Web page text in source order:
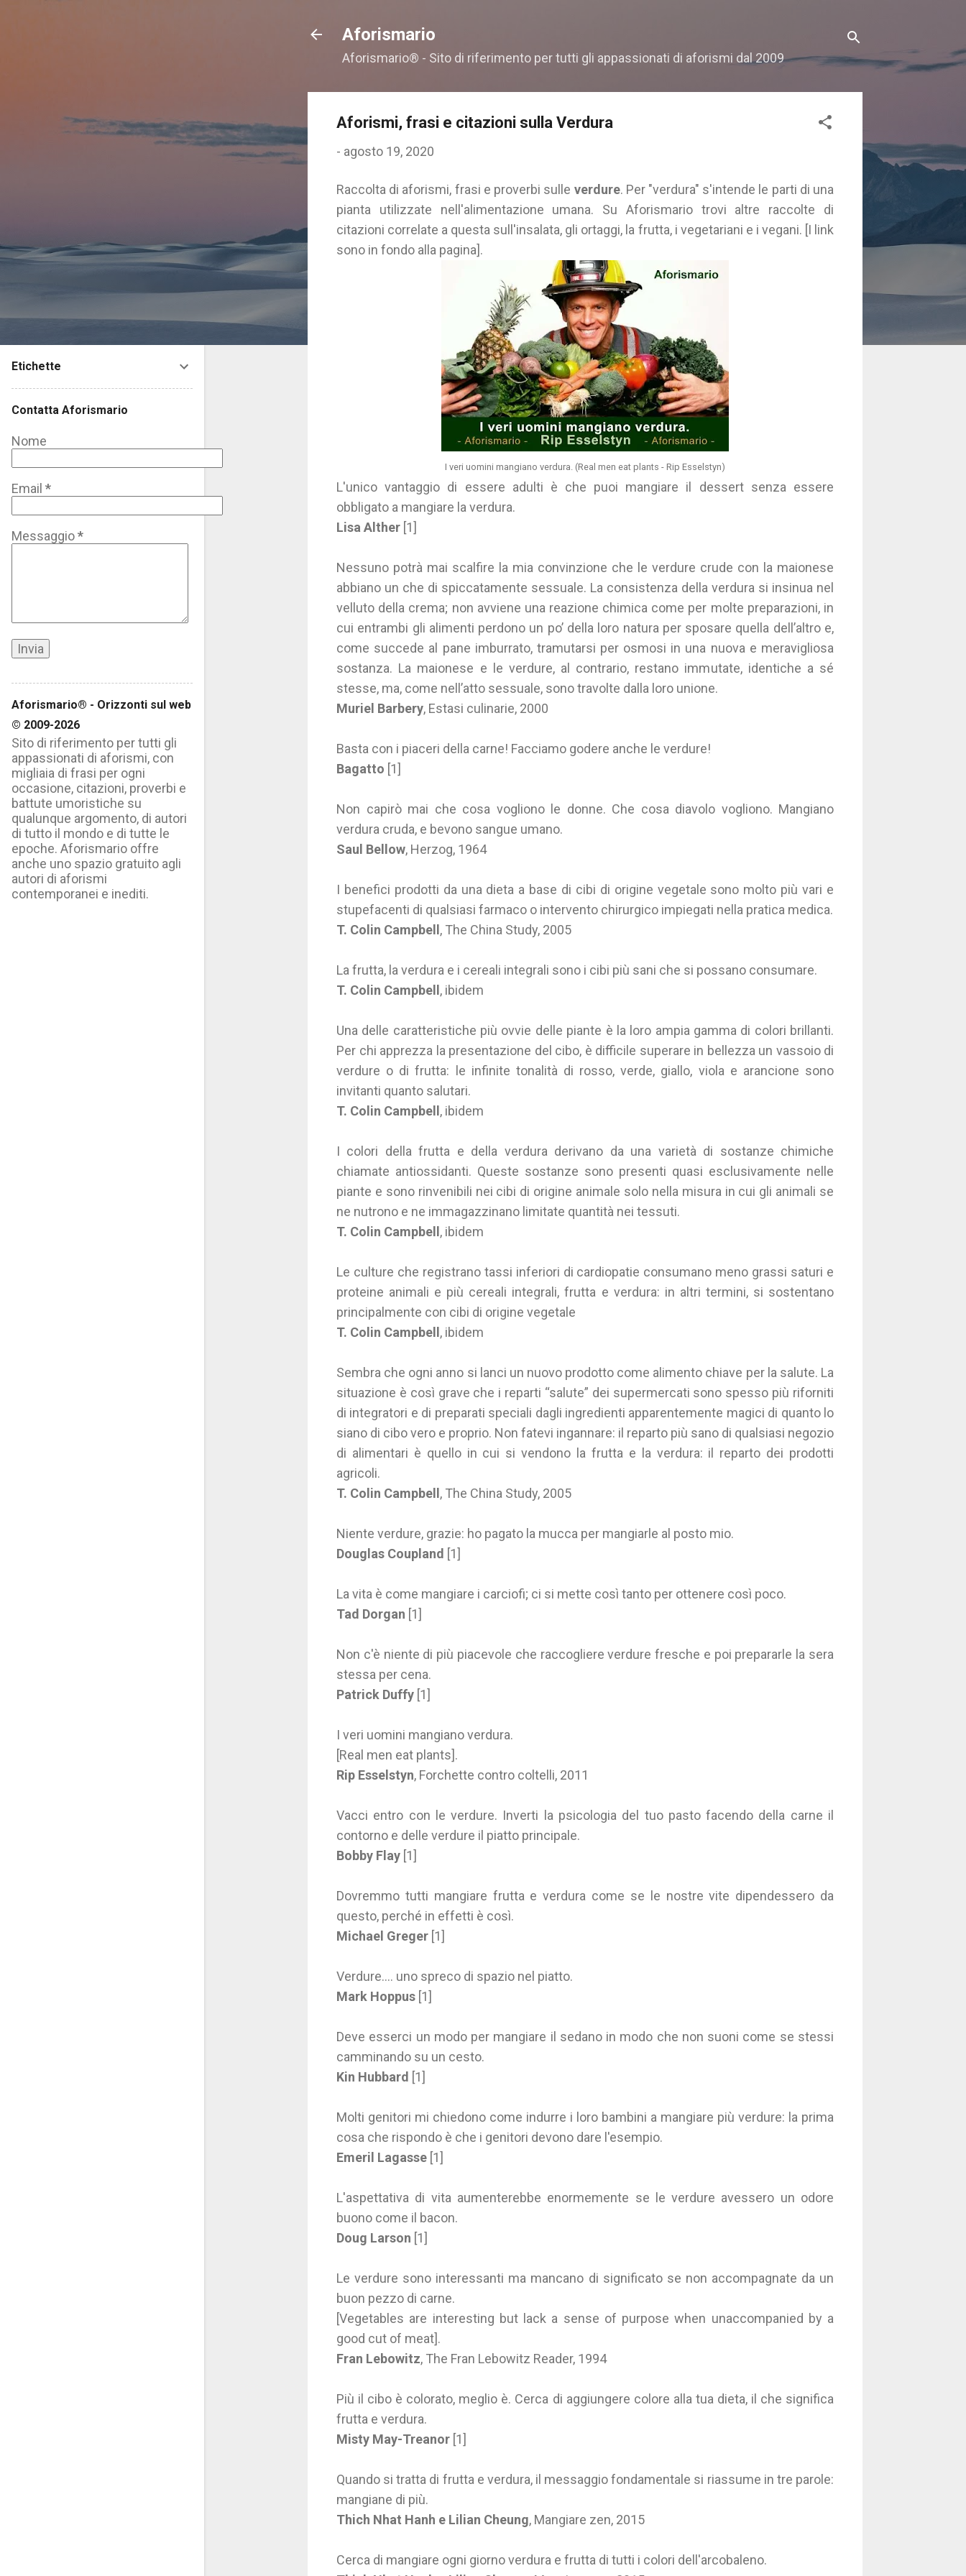
Aforismario
Aforismario® - Sito di riferimento per tutti gli appassionati di aforismi dal 2009
Aforismi, frasi e citazioni sulla Verdura
- agosto 19, 2020
Raccolta di aforismi, frasi e proverbi sulle verdure. Per "verdura" s'intende le parti di una
pianta utilizzate nell'alimentazione umana. Su Aforismario trovi altre raccolte di
citazioni correlate a questa sull'insalata, gli ortaggi, la frutta, i vegetariani e i vegani. [I link
sono in fondo alla pagina].
I veri uomini mangiano verdura. (Real men eat plants - Rip Esselstyn)
L'unico vantaggio di essere adulti è che puoi mangiare il dessert senza essere
obbligato a mangiare la verdura.
Lisa Alther [1]
Nessuno potrà mai scalfire la mia convinzione che le verdure crude con la maionese
abbiano un che di spiccatamente sessuale. La consistenza della verdura si insinua nel
velluto della crema; non avviene una reazione chimica come per molte preparazioni, in
cui entrambi gli alimenti perdono un po’ della loro natura per sposare quella dell’altro e,
come succede al pane imburrato, tramutarsi per osmosi in una nuova e meravigliosa
sostanza. La maionese e le verdure, al contrario, restano immutate, identiche a sé
stesse, ma, come nell’atto sessuale, sono travolte dalla loro unione.
Muriel Barbery, Estasi culinarie, 2000
Basta con i piaceri della carne! Facciamo godere anche le verdure!
Bagatto [1]
Non capirò mai che cosa vogliono le donne. Che cosa diavolo vogliono. Mangiano
verdura cruda, e bevono sangue umano.
Saul Bellow, Herzog, 1964
I benefici prodotti da una dieta a base di cibi di origine vegetale sono molto più vari e
stupefacenti di qualsiasi farmaco o intervento chirurgico impiegati nella pratica medica.
T. Colin Campbell , The China Study, 2005
La frutta, la verdura e i cereali integrali sono i cibi più sani che si possano consumare.
T. Colin Campbell , ibidem
Una delle caratteristiche più ovvie delle piante è la loro ampia gamma di colori brillanti.
Per chi apprezza la presentazione del cibo, è difficile superare in bellezza un vassoio di
verdure o di frutta: le infinite tonalità di rosso, verde, giallo, viola e arancione sono
invitanti quanto salutari.
T. Colin Campbell , ibidem
I colori della frutta e della verdura derivano da una varietà di sostanze chimiche
chiamate antiossidanti. Queste sostanze sono presenti quasi esclusivamente nelle
piante e sono rinvenibili nei cibi di origine animale solo nella misura in cui gli animali se
ne nutrono e ne immagazzinano limitate quantità nei tessuti.
T. Colin Campbell , ibidem
Le culture che registrano tassi inferiori di cardiopatie consumano meno grassi saturi e
proteine animali e più cereali integrali, frutta e verdura: in altri termini, si sostentano
principalmente con cibi di origine vegetale
T. Colin Campbell , ibidem
Sembra che ogni anno si lanci un nuovo prodotto come alimento chiave per la salute. La
situazione è così grave che i reparti “salute” dei supermercati sono spesso più riforniti
di integratori e di preparati speciali dagli ingredienti apparentemente magici di quanto lo
siano di cibo vero e proprio. Non fatevi ingannare: il reparto più sano di qualsiasi negozio
di alimentari è quello in cui si vendono la frutta e la verdura: il reparto dei prodotti
agricoli.
T. Colin Campbell , The China Study, 2005
Niente verdure, grazie: ho pagato la mucca per mangiarle al posto mio.
Douglas Coupland [1]
La vita è come mangiare i carciofi; ci si mette così tanto per ottenere così poco.
Tad Dorgan [1]
Non c'è niente di più piacevole che raccogliere verdure fresche e poi prepararle la sera
stessa per cena.
Patrick Duffy [1]
I veri uomini mangiano verdura.
[Real men eat plants].
Rip Esselstyn, Forchette contro coltelli, 2011
Vacci entro con le verdure. Inverti la psicologia del tuo pasto facendo della carne il
contorno e delle verdure il piatto principale.
Bobby Flay [1]
Dovremmo tutti mangiare frutta e verdura come se le nostre vite dipendessero da
questo, perché in effetti è così.
Michael Greger [1]
Verdure.... uno spreco di spazio nel piatto.
Mark Hoppus [1]
Deve esserci un modo per mangiare il sedano in modo che non suoni come se stessi
camminando su un cesto.
Kin Hubbard [1]
Molti genitori mi chiedono come indurre i loro bambini a mangiare più verdure: la prima
cosa che rispondo è che i genitori devono dare l'esempio.
Emeril Lagasse [1]
L'aspettativa di vita aumenterebbe enormemente se le verdure avessero un odore
buono come il bacon.
Doug Larson [1]
Le verdure sono interessanti ma mancano di significato se non accompagnate da un
buon pezzo di carne.
[Vegetables are interesting but lack a sense of purpose when unaccompanied by a
good cut of meat].
Fran Lebowitz, The Fran Lebowitz Reader, 1994
Più il cibo è colorato, meglio è. Cerca di aggiungere colore alla tua dieta, il che significa
frutta e verdura.
Misty May-Treanor [1]
Quando si tratta di frutta e verdura, il messaggio fondamentale si riassume in tre parole:
mangiane di più.
Thich Nhat Hanh e Lilian Cheung, Mangiare zen, 2015
Cerca di mangiare ogni giorno verdura e frutta di tutti i colori dell'arcobaleno.
Etichette
Contatta Aforismario
Nome
Email *
Messaggio*
Aforismario® - Orizzonti sul web
© 2009-2026
Sito di riferimento per tutti gli
appassionati di aforismi, con
migliaia di frasi per ogni
occasione, citazioni, proverbi e
battute umoristiche su
qualunque argomento, di autori
di tutto il mondo e di tutte le
epoche. Aforismario offre
anche uno spazio gratuito agli
autori di aforismi
contemporanei e inediti.